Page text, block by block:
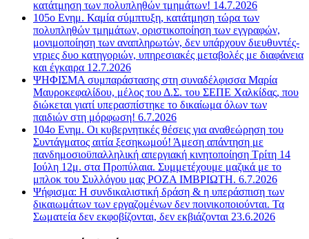
κατάτμηση των πολυπληθών τμημάτων! 14.7.2026
105ο Ενημ. Καμία σύμπτυξη, κατάτμηση τώρα των
πολυπληθών τμημάτων, οριστικοποίηση των εγγραφών,
μονιμοποίηση των αναπληρωτών, δεν υπάρχουν διευθυντές-
ντριες δυο κατηγοριών, υπηρεσιακές μεταβολές με διαφάνεια
και έγκαιρα 12.7.2026
ΨΗΦΙΣΜΑ συμπαράστασης στη συναδέλφισσα Μαρία
Μαυροκεφαλίδου, μέλος του Δ.Σ. του ΣΕΠΕ Χαλκίδας, που
διώκεται γιατί υπερασπίστηκε το δικαίωμα όλων των
παιδιών στη μόρφωση! 6.7.2026
104ο Ενημ. Οι κυβερνητικές θέσεις για αναθεώρηση του
Συντάγματος αιτία ξεσηκωμού! Άμεση απάντηση με
πανδημοσιοϋπαλληλική απεργιακή κινητοποίηση Τρίτη 14
Ιούλη 12μ. στα Προπύλαια. Συμμετέχουμε μαζικά με το
μπλοκ του Συλλόγου μας ΡΟΖΑ ΙΜΒΡΙΩΤΗ. 6.7.2026
Ψήφισμα: Η συνδικαλιστική δράση & η υπεράσπιση των
δικαιωμάτων των εργαζομένων δεν ποινικοποιούνται. Τα
Σωματεία δεν εκφοβίζονται, δεν εκβιάζονται 23.6.2026